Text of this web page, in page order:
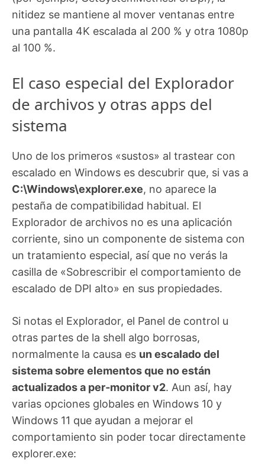
nitidez se mantiene al mover ventanas entre
una pantalla 4K escalada al 200 % y otra 1080p
al 100 %.
El caso especial del Explorador
de archivos y otras apps del
sistema
Uno de los primeros «sustos» al trastear con
escalado en Windows es descubrir que, si vas a
C:\Windows\explorer.exe, no aparece la
pestaña de compatibilidad habitual. El
Explorador de archivos no es una aplicación
corriente, sino un componente de sistema con
un tratamiento especial, así que no verás la
casilla de «Sobrescribir el comportamiento de
escalado de DPI alto» en sus propiedades.
Si notas el Explorador, el Panel de control u
otras partes de la shell algo borrosas,
normalmente la causa es un escalado del
sistema sobre elementos que no están
actualizados a per‑monitor v2. Aun así, hay
varias opciones globales en Windows 10 y
Windows 11 que ayudan a mejorar el
comportamiento sin poder tocar directamente
explorer.exe: